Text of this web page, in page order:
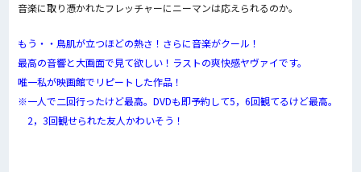
音楽に取り憑かれたフレッチャーにニーマンは応えられるのか。
もう・・鳥肌が立つほどの熱さ！さらに音楽がクール！
最高の音響と大画面で見て欲しい！ラストの爽快感ヤヴァイです。
唯一私が映画館でリピートした作品！
※一人で二回行ったけど最高。DVDも即予約して5，6回観てるけど最高。
2，3回観せられた友人かわいそう！